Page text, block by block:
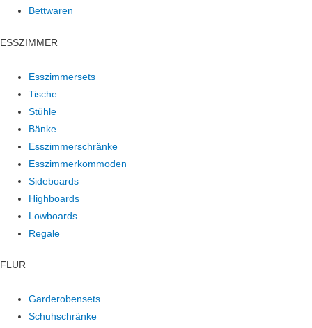
Bettwaren
ESSZIMMER
Esszimmersets
Tische
Stühle
Bänke
Esszimmerschränke
Esszimmerkommoden
Sideboards
Highboards
Lowboards
Regale
FLUR
Garderobensets
Schuhschränke